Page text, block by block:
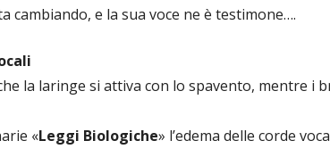
cambiando, e la sua voce ne è testimone….
la laringe si attiva con lo spavento, mentre i
«Leggi Biologiche» l’edema delle corde